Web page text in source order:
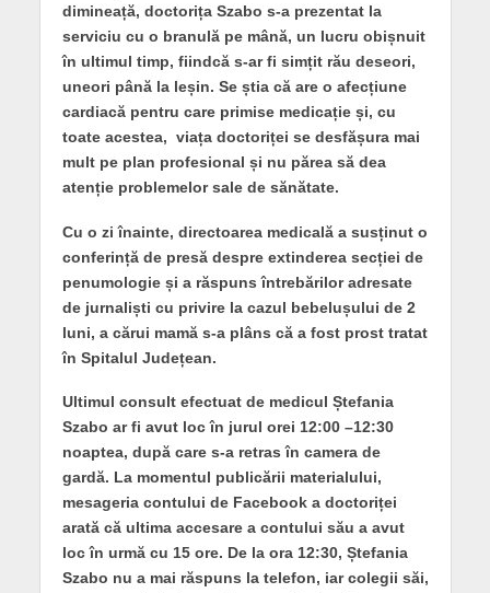
dimineață, doctorița Szabo s-a prezentat la
serviciu cu o branulă pe mână, un lucru obișnuit
în ultimul timp, fiindcă s-ar fi simțit rău deseori,
uneori până la leșin. Se știa că are o afecțiune
cardiacă pentru care primise medicație și, cu
toate acestea, viața doctoriței se desfășura mai
mult pe plan profesional și nu părea să dea
atenție problemelor sale de sănătate.
Cu o zi înainte, directoarea medicală a susținut o
conferință de presă despre extinderea secției de
penumologie și a răspuns întrebărilor adresate
de jurnaliști cu privire la cazul bebelușului de 2
luni, a cărui mamă s-a plâns că a fost prost tratat
în Spitalul Județean.
Ultimul consult efectuat de medicul Ștefania
Szabo ar fi avut loc în jurul orei 12:00 –12:30
noaptea, după care s-a retras în camera de
gardă. La momentul publicării materialului,
mesageria contului de Facebook a doctoriței
arată că ultima accesare a contului său a avut
loc în urmă cu 15 ore. De la ora 12:30, Ștefania
Szabo nu a mai răspuns la telefon, iar colegii săi,